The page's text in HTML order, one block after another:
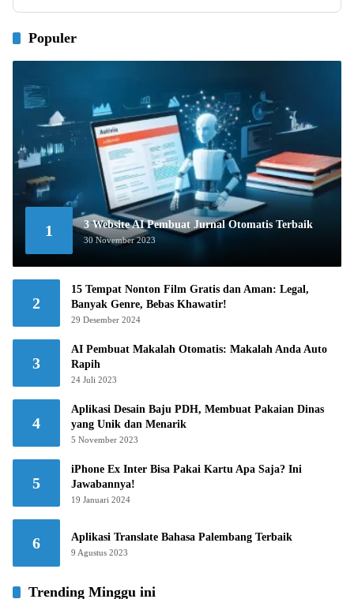
Populer
1 3 Website AI Pembuat Jurnal Otomatis Terbaik
30 November 2023
2
15 Tempat Nonton Film Gratis dan Aman: Legal,
Banyak Genre, Bebas Khawatir!
29 Desember 2024
3
AI Pembuat Makalah Otomatis: Makalah Anda Auto
Rapih
24 Juli 2023
4
Aplikasi Desain Baju PDH, Membuat Pakaian Dinas
yang Unik dan Menarik
5 November 2023
5
iPhone Ex Inter Bisa Pakai Kartu Apa Saja? Ini
Jawabannya!
19 Januari 2024
6 Aplikasi Translate Bahasa Palembang Terbaik
9 Agustus 2023
Trending Minggu ini